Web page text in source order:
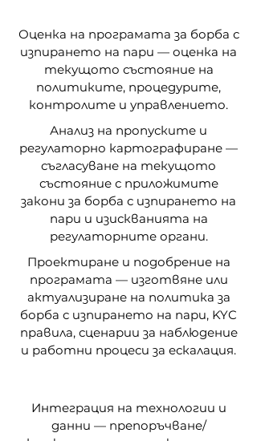
Оценка на програмата за борба с
изпирането на пари — оценка на
текущото състояние на
политиките, процедурите,
контролите и управлението.
Анализ на пропуските и
регулаторно картографиране —
съгласуване на текущото
състояние с приложимите
закони за борба с изпирането на
пари и изискванията на
регулаторните органи.
Проектиране и подобрение на
програмата — изготвяне или
актуализиране на политика за
борба с изпирането на пари, KYC
правила, сценарии за наблюдение
и работни процеси за ескалация.
Интеграция на технологии и
данни — препоръчване/